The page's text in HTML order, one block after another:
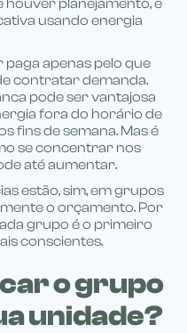
houver planejamento, é
usando energia
apenas pelo que
contratar demanda.
pode ser vantajosa
fora do horário de
fins de semana. Mas é
se concentrar nos
até aumentar.
estão, sim, em grupos
o orçamento. Por
grupo é o primeiro
conscientes.
o grupo
unidade?